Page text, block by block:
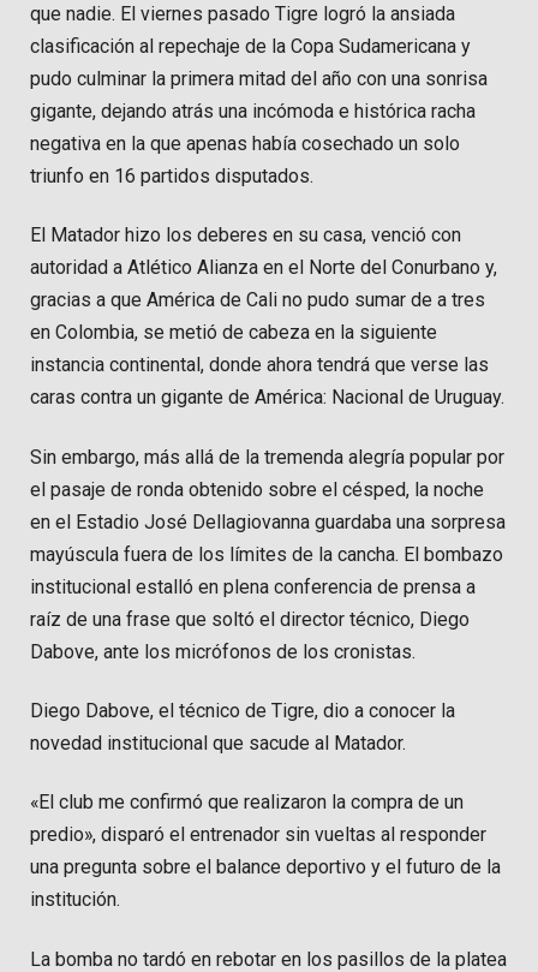
que nadie. El viernes pasado Tigre logró la ansiada
clasificación al repechaje de la Copa Sudamericana y
pudo culminar la primera mitad del año con una sonrisa
gigante, dejando atrás una incómoda e histórica racha
negativa en la que apenas había cosechado un solo
triunfo en 16 partidos disputados.
El Matador hizo los deberes en su casa, venció con
autoridad a Atlético Alianza en el Norte del Conurbano y,
gracias a que América de Cali no pudo sumar de a tres
en Colombia, se metió de cabeza en la siguiente
instancia continental, donde ahora tendrá que verse las
caras contra un gigante de América: Nacional de Uruguay.
Sin embargo, más allá de la tremenda alegría popular por
el pasaje de ronda obtenido sobre el césped, la noche
en el Estadio José Dellagiovanna guardaba una sorpresa
mayúscula fuera de los límites de la cancha. El bombazo
institucional estalló en plena conferencia de prensa a
raíz de una frase que soltó el director técnico, Diego
Dabove, ante los micrófonos de los cronistas.
Diego Dabove, el técnico de Tigre, dio a conocer la
novedad institucional que sacude al Matador.
«El club me confirmó que realizaron la compra de un
predio», disparó el entrenador sin vueltas al responder
una pregunta sobre el balance deportivo y el futuro de la
institución.
La bomba no tardó en rebotar en los pasillos de la platea